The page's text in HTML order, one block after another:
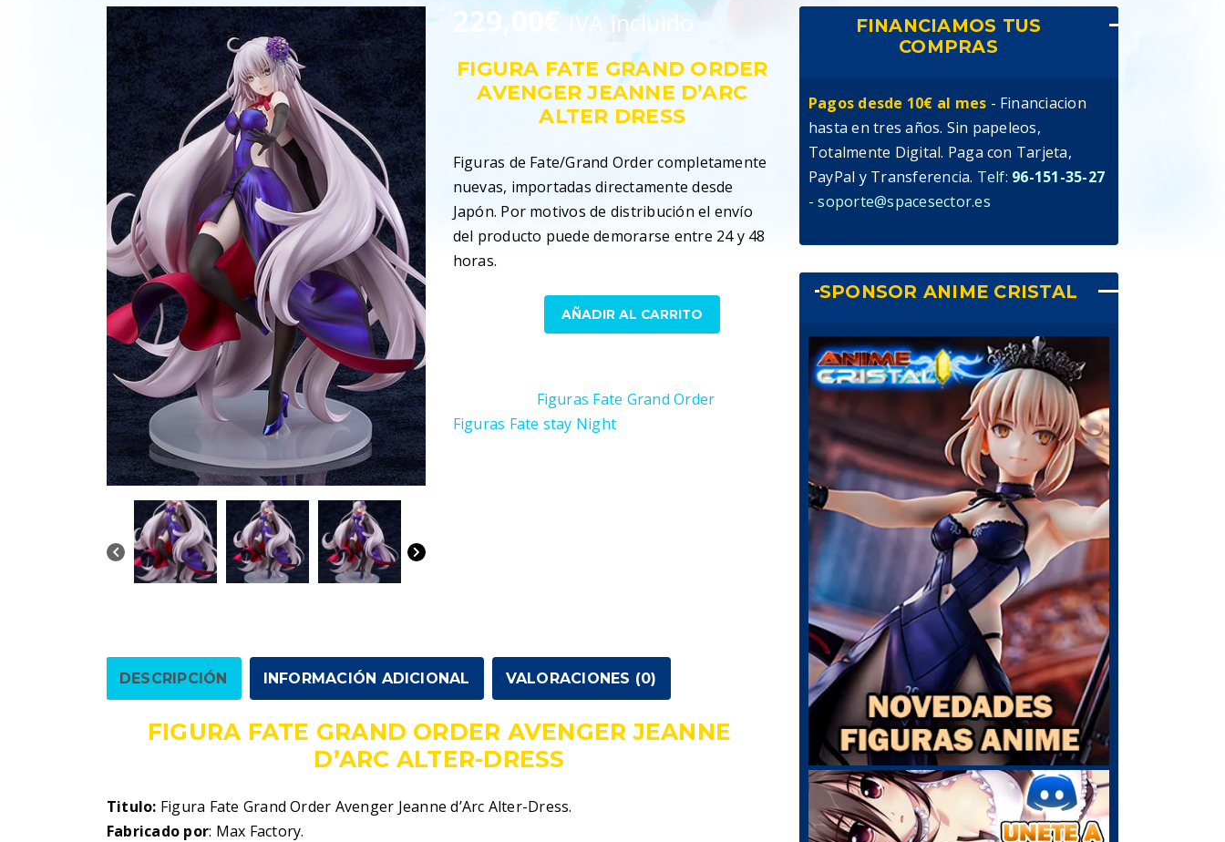
229,00€ IVA incluido
FIGURA FATE GRAND ORDER
AVENGER JEANNE D’ARC
ALTER DRESS
Figuras de Fate/Grand Order completamente
nuevas, importadas directamente desde
Japón. Por motivos de distribución el envío
del producto puede demorarse entre 24 y 48
horas.
Jeanne
AÑADIR AL CARRITO
Figuras Fate Grand Order
Figuras Fate stay Night
DESCRIPCIÓN INFORMACIÓN ADICIONAL VALORACIONES (0)
FIGURA FATE GRAND ORDER AVENGER JEANNE
D’ARC ALTER-DRESS
Titulo: Figura Fate Grand Order Avenger Jeanne d’Arc Alter-Dress.
Fabricado por: Max Factory.
FINANCIAMOS TUS
COMPRAS
Pagos desde 10€ al mes - Financiacion
hasta en tres años. Sin papeleos,
Totalmente Digital. Paga con Tarjeta,
PayPal y Transferencia. Telf: 96-151-35-27
- soporte@spacesector.es
SPONSOR ANIME CRISTAL